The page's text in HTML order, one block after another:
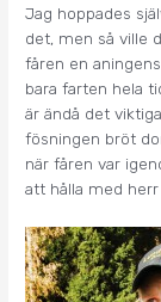
Jag hoppades
det, men så ville
fåren en
bara farten hela
är ändå det
fösningen bröt
när fåren var
att hålla med herr